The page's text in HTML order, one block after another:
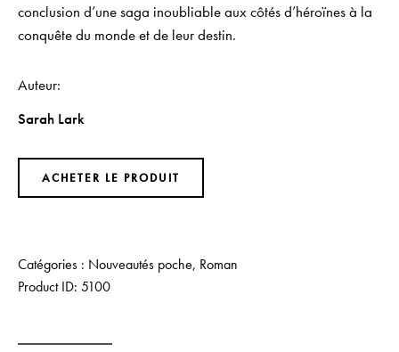
conclusion d’une saga inoubliable aux côtés d’héroïnes à la
conquête du monde et de leur destin.
Auteur
Sarah Lark
ACHETER LE PRODUIT
Catégories : Nouveautés poche, Roman
Product ID: 5100